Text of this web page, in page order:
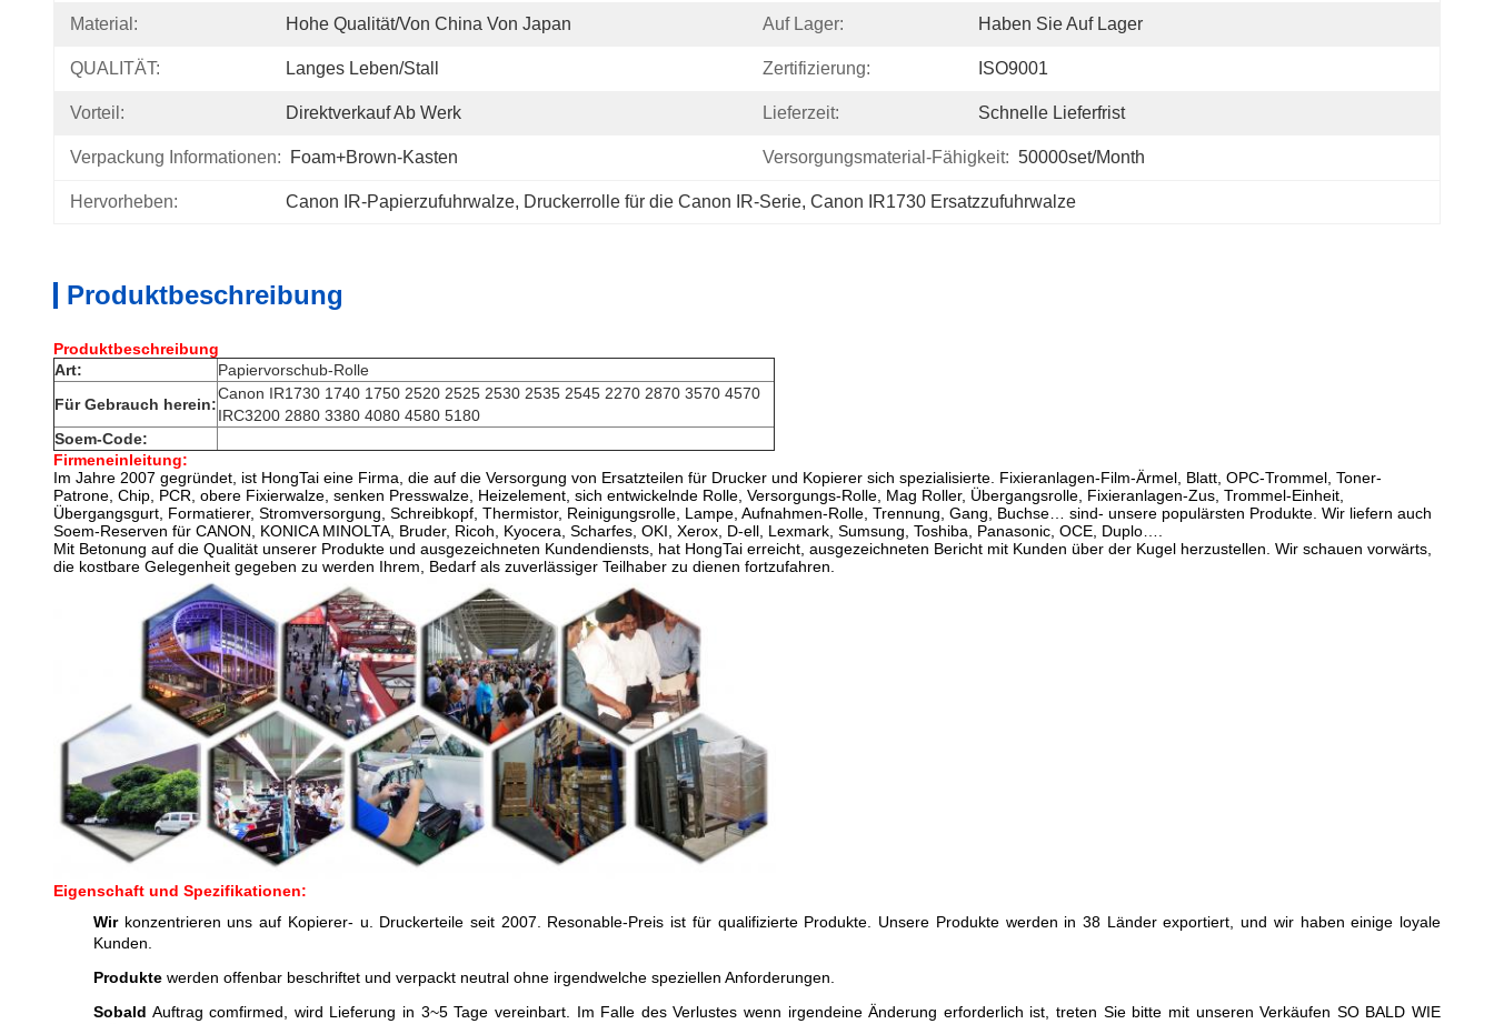
Material: Hohe Qualität/von China Von Japan Auf Lager: Haben Sie Auf Lager
QUALITÄT: Langes Leben/Stall Zertifizierung: ISO9001
Vorteil: Direktverkauf Ab Werk Lieferzeit: Schnelle Lieferfrist
Verpackung Informationen: Foam+Brown-Kasten Versorgungsmaterial-Fähigkeit: 50000set/Month
Hervorheben: Canon IR-Papierzufuhrwalze, Druckerrolle für die Canon IR-Serie, Canon IR1730 Ersatzzufuhrwalze
Produktbeschreibung
Produktbeschreibung
Art:
Papiervorschub-Rolle
Für Gebrauch herein:
Canon IR1730 1740 1750 2520 2525 2530 2535 2545 2270 2870 3570 4570
IRC3200 2880 3380 4080 4580 5180
Soem-Code:
Firmeneinleitung:
Im Jahre 2007 gegründet, ist HongTai eine Firma, die auf die Versorgung von Ersatzteilen für Drucker und Kopierer sich spezialisierte. Fixieranlagen-Film-Ärmel, Blatt, OPC-Trommel, Toner-
Patrone, Chip, PCR, obere Fixierwalze, senken Presswalze, Heizelement, sich entwickelnde Rolle, Versorgungs-Rolle, Mag Roller, Übergangsrolle, Fixieranlagen-Zus, Trommel-Einheit,
Übergangsgurt, Formatierer, Stromversorgung, Schreibkopf, Thermistor, Reinigungsrolle, Lampe, Aufnahmen-Rolle, Trennung, Gang, Buchse… sind- unsere populärsten Produkte. Wir liefern auch
Soem-Reserven für CANON, KONICA MINOLTA, Bruder, Ricoh, Kyocera, Scharfes, OKI, Xerox, D-ell, Lexmark, Sumsung, Toshiba, Panasonic, OCE, Duplo….
Mit Betonung auf die Qualität unserer Produkte und ausgezeichneten Kundendiensts, hat HongTai erreicht, ausgezeichneten Bericht mit Kunden über der Kugel herzustellen. Wir schauen vorwärts,
die kostbare Gelegenheit gegeben zu werden Ihrem, Bedarf als zuverlässiger Teilhaber zu dienen fortzufahren.
Eigenschaft und Spezifikationen:
Wirkonzentrieren uns auf Kopierer- u. Druckerteile seit 2007. Resonable-Preis ist für qualifizierte Produkte. Unsere Produkte werden in 38 Länder exportiert, und wir haben einige loyale
Kunden.
Produkte werden offenbar beschriftet und verpackt neutral ohne irgendwelche speziellen Anforderungen.
Sobald Auftrag comfirmed, wird Lieferung in 3~5 Tage vereinbart. Im Falle des Verlustes wenn irgendeine Änderung erforderlich ist, treten Sie bitte mit unseren Verkäufen SO BALD WIE